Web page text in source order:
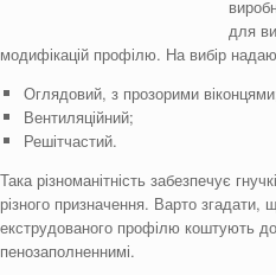
для
модифікацій профілю. На вибір
Оглядовий, з прозорими
Вентиляційний;
Решітчастий.
Така різноманітність забезпечує
різного призначення. Варто згадати,
екструдованого профілю коштують
пенозаполненнимі.